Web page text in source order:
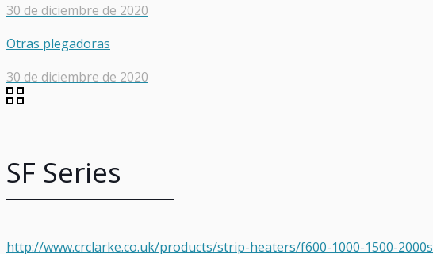
30 de diciembre de 2020
Otras plegadoras
30 de diciembre de 2020
SF Series
http://www.crclarke.co.uk/products/strip-heaters/f600-1000-1500-2000s